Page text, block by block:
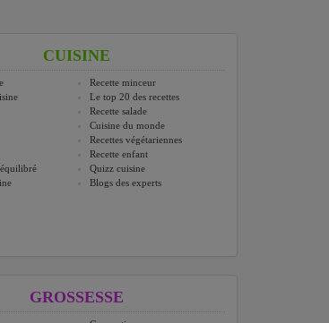
CUISINE
Recette minceur
Le top 20 des recettes
Recette salade
Cuisine du monde
Recettes végétariennes
Recette enfant
Quizz cuisine
Blogs des experts
GROSSESSE